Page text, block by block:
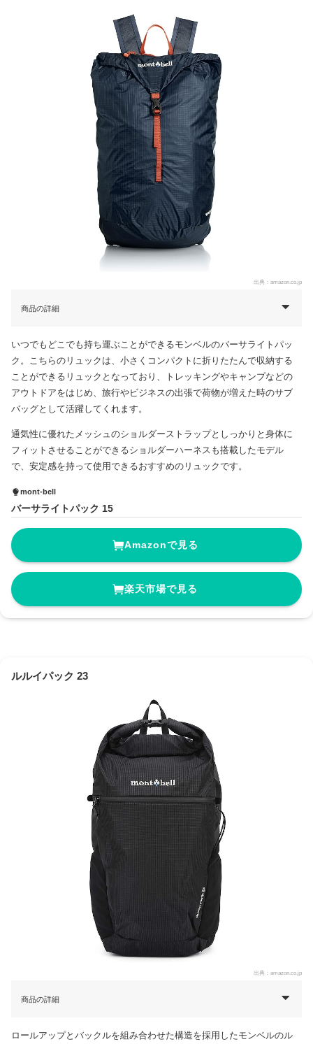
出典： amazon.co.jp
商品の詳細
いつでもどこでも持ち運ぶことができるモンベルのバーサライトパッ
ク。こちらのリュックは、小さくコンパクトに折りたたんで収納する
ことができるリュックとなっており、トレッキングやキャンプなどの
アウトドアをはじめ、旅行やビジネスの出張で荷物が増えた時のサブ
バッグとして活躍してくれます。
通気性に優れたメッシュのショルダーストラップとしっかりと身体に
フィットさせることができるショルダーハーネスも搭載したモデル
で、安定感を持って使用できるおすすめのリュックです。
mont-bell
バーサライトパック 15
Amazonで見る
楽天市場で見る
ルルイパック 23
出典： amazon.co.jp
商品の詳細
ロールアップとバックルを組み合わせた構造を採用したモンベルのル